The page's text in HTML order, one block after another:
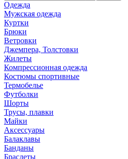
Одежда
Мужская одежда
Куртки
Брюки
Ветровки
Джемпера, Толстовки
Жилеты
Компрессионная одежда
Костюмы спортивные
Термобелье
Футболки
Шорты
Трусы, плавки
Майки
Аксессуары
Балаклавы
Банданы
Браслеты